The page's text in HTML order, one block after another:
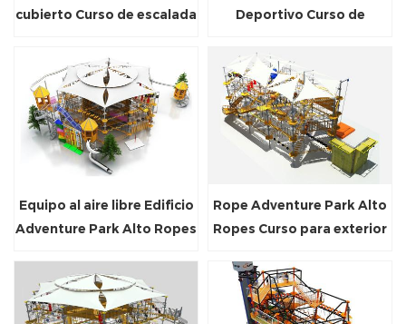
cubierto Curso de escalada
de seguridad
Deportivo Curso de
de Aventura Elemento
Equipo al aire libre Edificio
Adventure Park Alto Ropes
Rope Adventure Park Alto
Ropes Curso para exterior